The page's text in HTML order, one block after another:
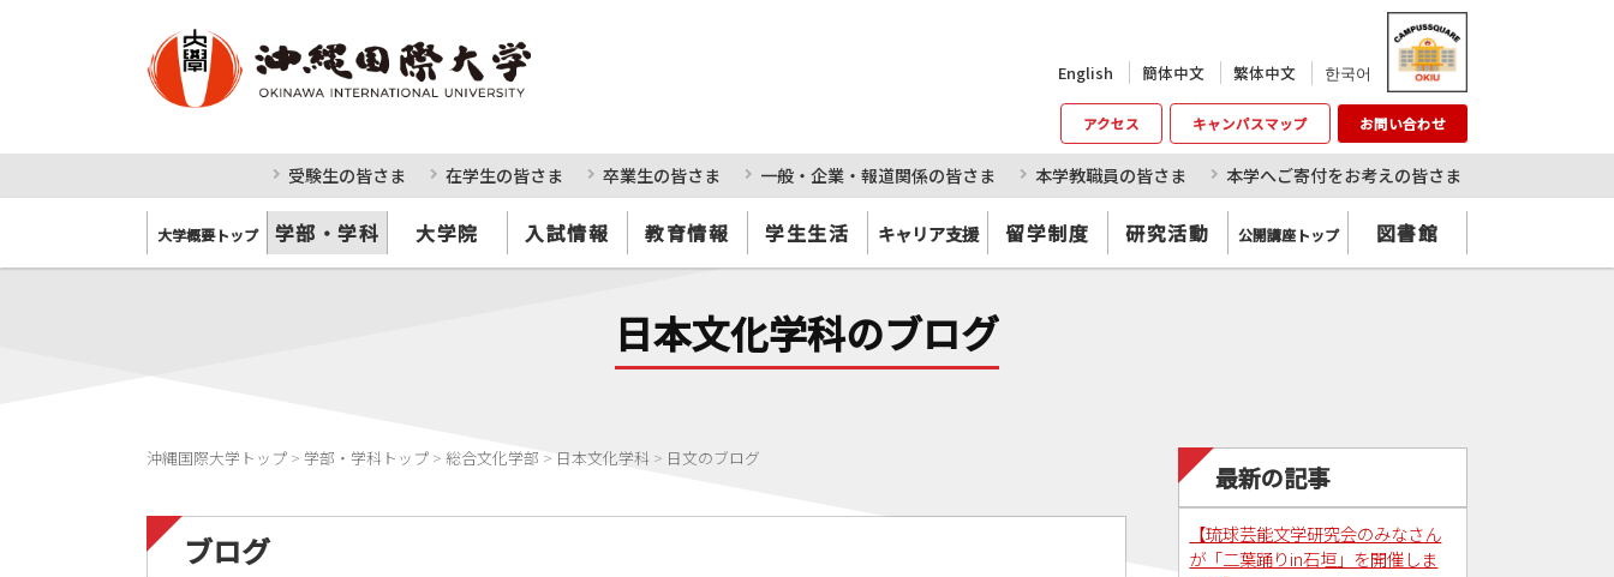
English 簡体中文 繁体中文 한국어
アクセス キャンパスマップ お問い合わせ
受験生の皆さま 在学生の皆さま 卒業生の皆さま 一般・企業・報道関係の皆さま 本学教職員の皆さま 本学へご寄付をお考えの皆さま
大学概要トップ 学部・学科 大学院 入試情報 教育情報 学生生活 キャリア支援 留学制度 研究活動 公開講座トップ 図書館
日本文化学科のブログ
沖縄国際大学トップ > 学部・学科トップ > 総合文化学部 > 日本文化学科 > 日文のブログ
ブログ
最新の記事
【琉球芸能文学研究会のみなさん
が「二葉踊りin石垣」を開催しま